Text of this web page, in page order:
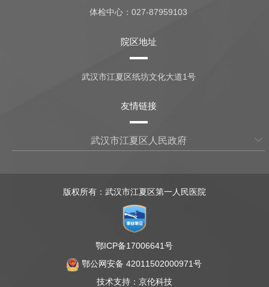
体检中心：027-87959103
院区地址
武汉市江夏区纸坊文化大道1号
友情链接
武汉市江夏区人民政府
版权所有：武汉市江夏区第一人民医院
鄂ICP备17006641号
鄂公网安备 42011502000971号
技术支持： 京伦科技